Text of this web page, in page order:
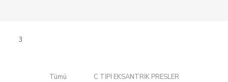
3
Tümü C TİPİ EKSANTRİK PRESLER